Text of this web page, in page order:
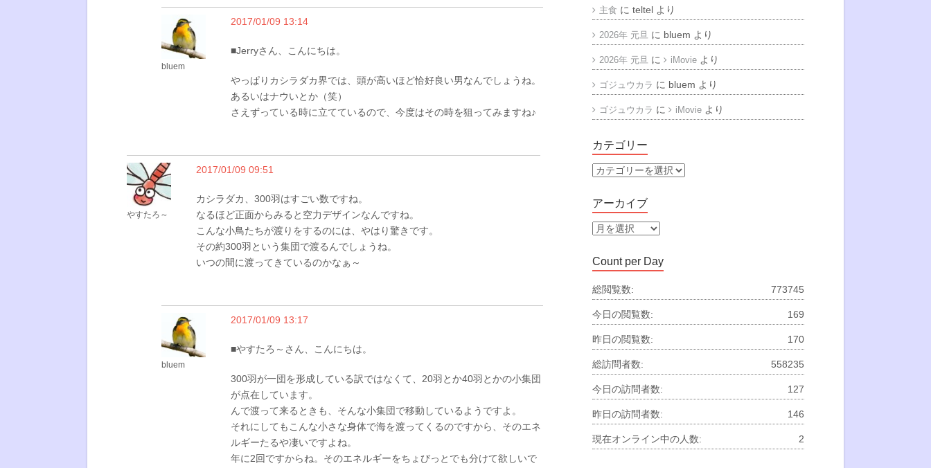
bluem
2017/01/09 13:14
■Jerryさん、こんにちは。
やっぱりカシラダカ界では、頭が高いほど恰好良い男なんでしょうね。
あるいはナウいとか（笑）
さえずっている時に立てているので、今度はその時を狙ってみますね♪
やすたろ～
2017/01/09 09:51
カシラダカ、300羽はすごい数ですね。
なるほど正面からみると空力デザインなんですね。
こんな小鳥たちが渡りをするのには、やはり驚きです。
その約300羽という集団で渡るんでしょうね。
いつの間に渡ってきているのかなぁ～
bluem
2017/01/09 13:17
■やすたろ～さん、こんにちは。
300羽が一団を形成している訳ではなくて、20羽とか40羽とかの小集団
が点在しています。
んで渡って来るときも、そんな小集団で移動しているようですよ。
それにしてもこんな小さな身体で海を渡ってくるのですから、そのエネ
ルギーたるや凄いですよね。
年に2回ですからね。そのエネルギーをちょびっとでも分けて欲しいで
主食 にteltel より
2026年 元旦 に bluem より
2026年 元旦 に iMovie より
ゴジュウカラ に bluem より
ゴジュウカラ に iMovie より
カテゴリー
カ
ゴ
リ
ー
アーカイブ
ア
カ
イ
ブ
Count per Day
773745
総閲覧数:
169
今日の閲覧数:
170
昨日の閲覧数:
558235
総訪問者数:
127
今日の訪問者数:
146
昨日の訪問者数:
2
現在オンライン中の人数: